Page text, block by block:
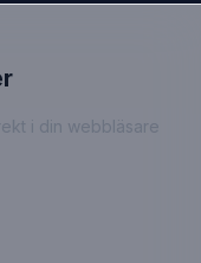
i din webbläsare